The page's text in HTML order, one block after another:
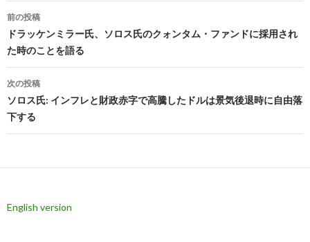
投
稿
ナ
ビ
ゲ
ー
ン
前の投稿
ドラッケンミラー氏、ソロス氏のクォンタム・ファンドに採用され
た時のことを語る
次の投稿
ソロス氏: インフレと財政赤字で高騰したドルは景気後退時に自由落
下する
English version